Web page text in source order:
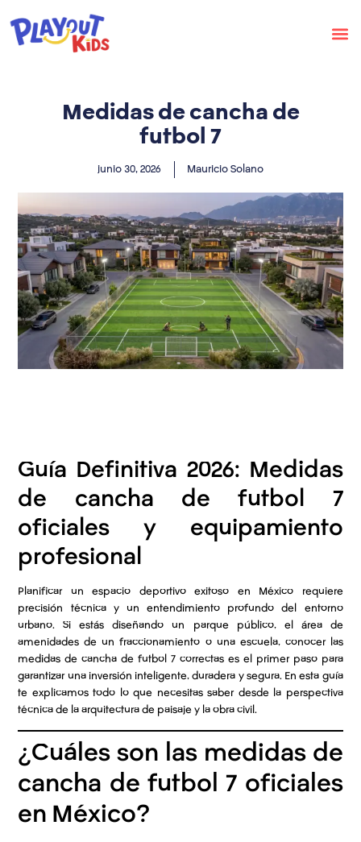
Medidas de cancha de
futbol 7
junio 30, 2026 Mauricio Solano
Guía Definitiva 2026: Medidas
de cancha de futbol 7
oficiales y equipamiento
profesional
Planificar un espacio deportivo exitoso en México requiere
precisión técnica y un entendimiento profundo del entorno
urbano. Si estás diseñando un parque público, el área de
amenidades de un fraccionamiento o una escuela, conocer las
medidas de cancha de futbol 7 correctas es el primer paso para
garantizar una inversión inteligente, duradera y segura. En esta guía
te explicamos todo lo que necesitas saber desde la perspectiva
técnica de la arquitectura de paisaje y la obra civil.
¿Cuáles son las medidas de
cancha de futbol 7 oficiales
en México?